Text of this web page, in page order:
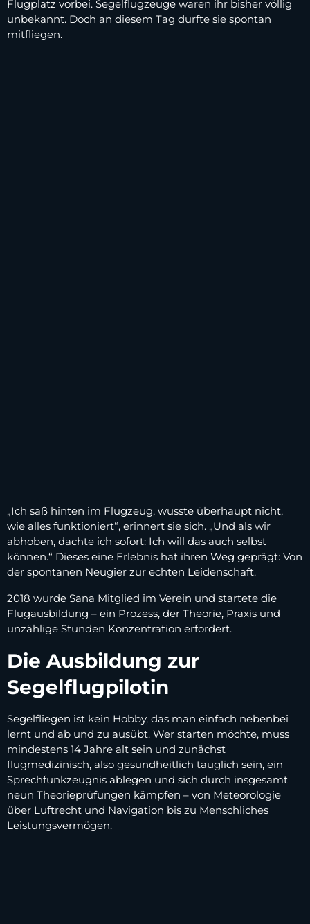
Flugplatz vorbei. Segelflugzeuge waren ihr bisher völlig
unbekannt. Doch an diesem Tag durfte sie spontan
mitfliegen.
„Ich saß hinten im Flugzeug, wusste überhaupt nicht,
wie alles funktioniert“, erinnert sie sich. „Und als wir
abhoben, dachte ich sofort: Ich will das auch selbst
können.“ Dieses eine Erlebnis hat ihren Weg geprägt: Von
der spontanen Neugier zur echten Leidenschaft.
2018 wurde Sana Mitglied im Verein und startete die
Flugausbildung – ein Prozess, der Theorie, Praxis und
unzählige Stunden Konzentration erfordert.
Die Ausbildung zur
Segelflugpilotin
Segelfliegen ist kein Hobby, das man einfach nebenbei
lernt und ab und zu ausübt. Wer starten möchte, muss
mindestens 14 Jahre alt sein und zunächst
flugmedizinisch, also gesundheitlich tauglich sein, ein
Sprechfunkzeugnis ablegen und sich durch insgesamt
neun Theorieprüfungen kämpfen – von Meteorologie
über Luftrecht und Navigation bis zu Menschliches
Leistungsvermögen.